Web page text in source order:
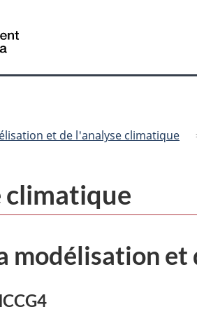
et de l'analyse climatique
climatique
modélisation